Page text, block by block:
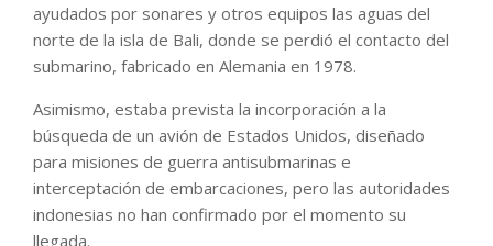
ayudados por sonares y otros equipos las aguas del
norte de la isla de Bali, donde se perdió el contacto del
submarino, fabricado en Alemania en 1978.
Asimismo, estaba prevista la incorporación a la
búsqueda de un avión de Estados Unidos, diseñado
para misiones de guerra antisubmarinas e
interceptación de embarcaciones, pero las autoridades
indonesias no han confirmado por el momento su
llegada.